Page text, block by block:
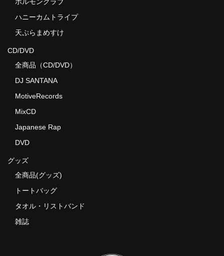
ハニーカムトライプ
天ぷらまめすけ
CD/DVD
全商品（CD/DVD）
DJ SANTANA
MotiveRecords
MixCD
Japanese Rap
DVD
グッズ
全商品(グッズ)
トートバッグ
タオル・リストバンド
雑誌